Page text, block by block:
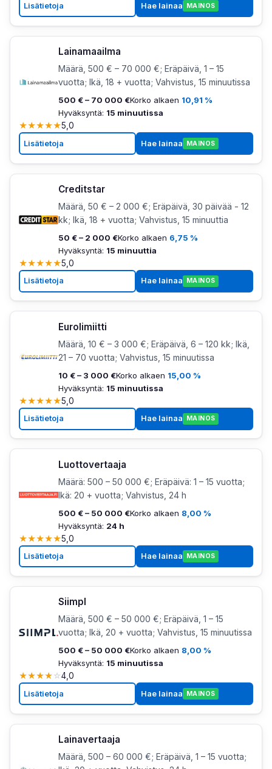
Lisätietoja Hae lainaa MAINOS
Lainamaailma
Määrä, 500 € – 70 000 €; Eräpäivä, 1 – 15
vuotta; Ikä, 18 + vuotta; Vahvistus, 15 minuutissa
500 € – 70 000 €Korko alkaen 10,91 %
Hyväksyntä: 15 minuutissa
★★★★★5,0
Lisätietoja Hae lainaa MAINOS
Creditstar
Määrä, 50 € – 2 000 €; Eräpäivä, 30 päivää - 12
kk; Ikä, 18 + vuotta; Vahvistus, 15 minuuttia
50 € – 2 000 €Korko alkaen 6,75 %
Hyväksyntä: 15 minuuttia
★★★★★5,0
Lisätietoja Hae lainaa MAINOS
Eurolimiitti
Määrä, 10 € – 3 000 €; Eräpäivä, 6 – 120 kk; Ikä,
21 – 70 vuotta; Vahvistus, 15 minuutissa
10 € – 3 000 €Korko alkaen 15,00 %
Hyväksyntä: 15 minuutissa
★★★★★5,0
Lisätietoja Hae lainaa MAINOS
Luottovertaaja
Määrä: 500 – 50 000 €; Eräpäivä: 1 – 15 vuotta;
Ikä: 20 + vuotta; Vahvistus, 24 h
500 € – 50 000 €Korko alkaen 8,00 %
Hyväksyntä: 24 h
★★★★★5,0
Lisätietoja Hae lainaa MAINOS
Siimpl
Määrä, 500 € – 50 000 €; Eräpäivä, 1 – 15
vuotta; Ikä, 20 + vuotta; Vahvistus, 15 minuutissa
500 € – 50 000 €Korko alkaen 8,00 %
Hyväksyntä: 15 minuutissa
★★★★☆4,0
Lisätietoja Hae lainaa MAINOS
Lainavertaaja
Määrä, 500 – 60 000 €; Eräpäivä, 1 – 15 vuotta;